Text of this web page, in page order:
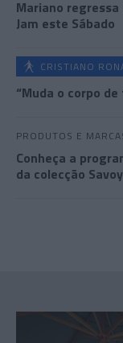
Mariano regressa
Jam este Sábado
CRISTIANO
“Muda o corpo
PRODUTOS E
Conheça a
da colecção